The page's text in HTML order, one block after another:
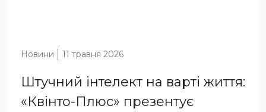
Новини 11 травня 2026
Штучний інтелект на варті життя:
«Квінто-Плюс» презентує